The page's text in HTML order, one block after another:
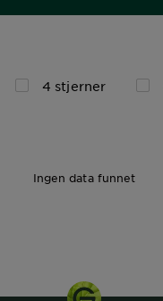
4 stjerner
Ingen data funnet